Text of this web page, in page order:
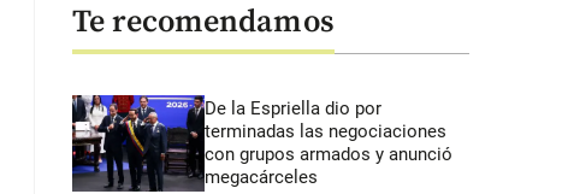
Te recomendamos
De la Espriella dio por
terminadas las negociaciones
con grupos armados y anunció
megacárceles